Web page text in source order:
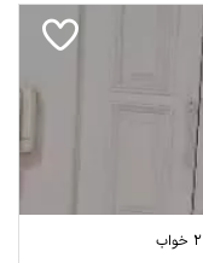
2 خواب